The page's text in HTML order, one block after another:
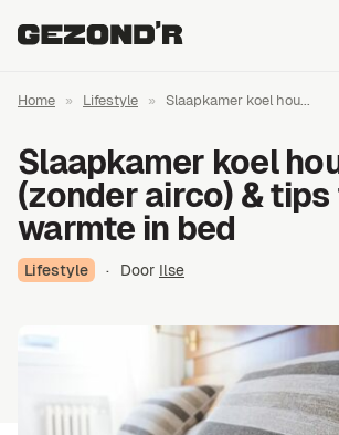
Home » Lifestyle » Slaapkamer koel hou...
Slaapkamer koel
(zonder airco) &
warmte in bed
Lifestyle · Door Ilse